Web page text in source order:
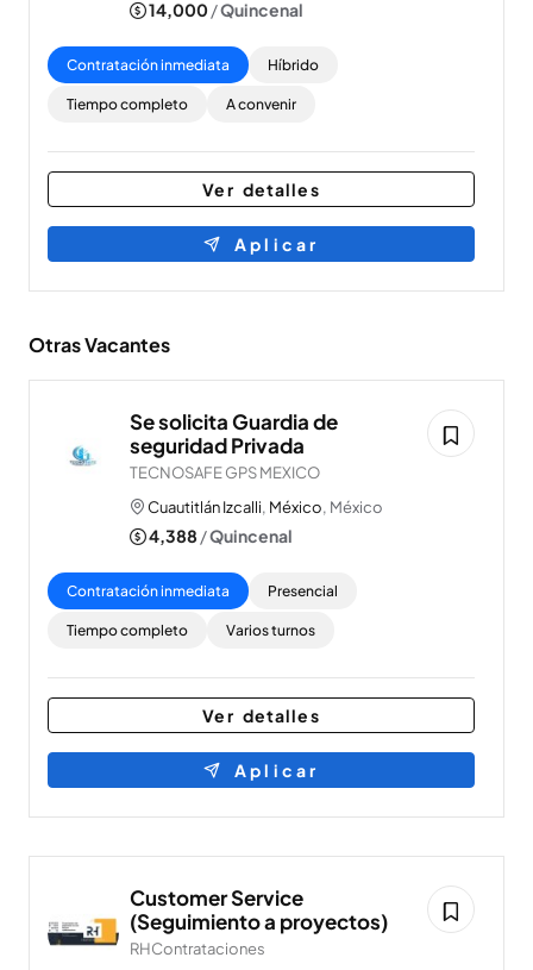
14,000/Quincenal
Contratación inmediata Híbrido
Tiempo completo A convenir
Ver detalles
Aplicar
Otras Vacantes
Se solicita Guardia de
seguridad Privada
TECNOSAFE GPS MEXICO
Cuautitlán Izcalli, México, México
4,388 /Quincenal
Contratación inmediata Presencial
Tiempo completo Varios turnos
Ver detalles
Aplicar
Customer Service
(Seguimiento a proyectos)
RHContrataciones